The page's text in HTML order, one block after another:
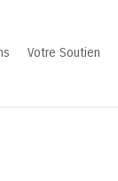
Votre Soutien